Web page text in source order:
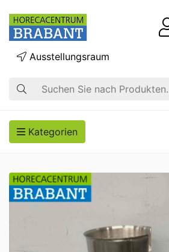
Suche
Ausstellungsraum
Kategorien